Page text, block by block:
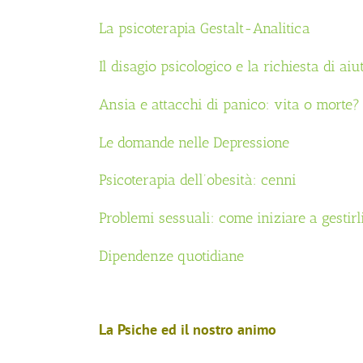
La psicoterapia Gestalt-Analitica
Il disagio psicologico e la richiesta di
Ansia e attacchi di panico: vita o morte?
Le domande nelle Depressione
Psicoterapia dell’obesità: cenni
Problemi sessuali: come iniziare a
Dipendenze quotidiane
La Psiche ed il nostro animo